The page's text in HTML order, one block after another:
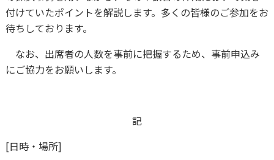
付けていたポイントを解説します。多くの皆様のご参加をお
待ちしております。
なお、出席者の人数を事前に把握するため、事前申込み
にご協力をお願いします。
記
[日時・場所]